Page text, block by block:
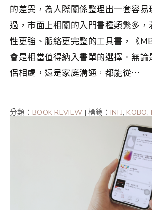
的差異，為人際關係整理出一套容易
過，市面上相關的入門書種類繁多，
性更強、脈絡更完整的工具書，《
會是相當值得納入書單的選擇。無論
侶相處，還是家庭溝通，都能從⋯
分類： BOOK REVIEW |標籤： INFJ, KOBO,
書單2023,讀後